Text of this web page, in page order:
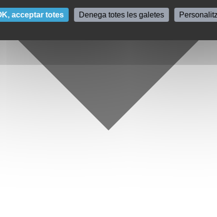
acceptar totes Denega totes les galetes